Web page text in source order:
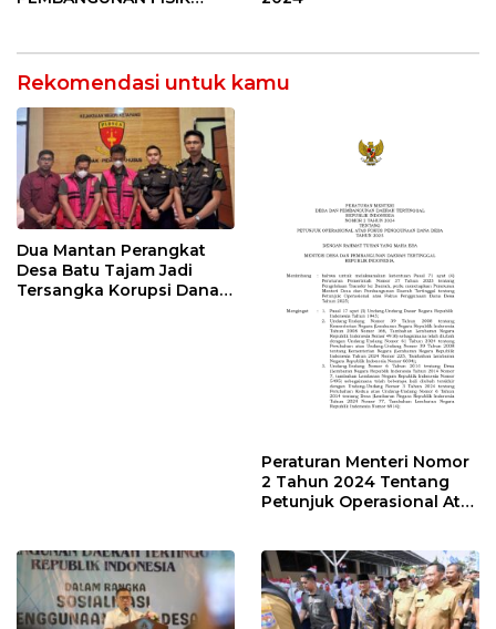
Rekomendasi untuk kamu
Dua Mantan Perangkat
Desa Batu Tajam Jadi
Tersangka Korupsi Dana
Peraturan Menteri Nomor
2 Tahun 2024 Tentang
Petunjuk Operasional Atas